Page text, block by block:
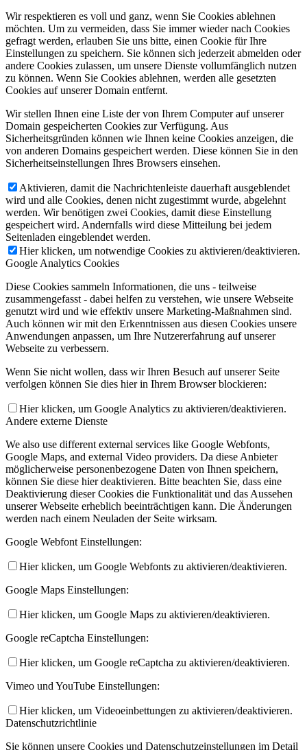
Wir respektieren es voll und ganz, wenn Sie Cookies ablehnen
möchten. Um zu vermeiden, dass Sie immer wieder nach Cookies
gefragt werden, erlauben Sie uns bitte, einen Cookie für Ihre
Einstellungen zu speichern. Sie können sich jederzeit abmelden oder
andere Cookies zulassen, um unsere Dienste vollumfänglich nutzen
zu können. Wenn Sie Cookies ablehnen, werden alle gesetzten
Cookies auf unserer Domain entfernt.
Wir stellen Ihnen eine Liste der von Ihrem Computer auf unserer
Domain gespeicherten Cookies zur Verfügung. Aus
Sicherheitsgründen können wie Ihnen keine Cookies anzeigen, die
von anderen Domains gespeichert werden. Diese können Sie in den
Sicherheitseinstellungen Ihres Browsers einsehen.
Aktivieren, damit die Nachrichtenleiste dauerhaft ausgeblendet
wird und alle Cookies, denen nicht zugestimmt wurde, abgelehnt
werden. Wir benötigen zwei Cookies, damit diese Einstellung
gespeichert wird. Andernfalls wird diese Mitteilung bei jedem
Seitenladen eingeblendet werden.
Hier klicken, um notwendige Cookies zu aktivieren/deaktivieren.
Google Analytics Cookies
Diese Cookies sammeln Informationen, die uns - teilweise
zusammengefasst - dabei helfen zu verstehen, wie unsere Webseite
genutzt wird und wie effektiv unsere Marketing-Maßnahmen sind.
Auch können wir mit den Erkenntnissen aus diesen Cookies unsere
Anwendungen anpassen, um Ihre Nutzererfahrung auf unserer
Webseite zu verbessern.
Wenn Sie nicht wollen, dass wir Ihren Besuch auf unserer Seite
verfolgen können Sie dies hier in Ihrem Browser blockieren:
Hier klicken, um Google Analytics zu aktivieren/deaktivieren.
Andere externe Dienste
We also use different external services like Google Webfonts,
Google Maps, and external Video providers. Da diese Anbieter
möglicherweise personenbezogene Daten von Ihnen speichern,
können Sie diese hier deaktivieren. Bitte beachten Sie, dass eine
Deaktivierung dieser Cookies die Funktionalität und das Aussehen
unserer Webseite erheblich beeinträchtigen kann. Die Änderungen
werden nach einem Neuladen der Seite wirksam.
Google Webfont Einstellungen:
Hier klicken, um Google Webfonts zu aktivieren/deaktivieren.
Google Maps Einstellungen:
Hier klicken, um Google Maps zu aktivieren/deaktivieren.
Google reCaptcha Einstellungen:
Hier klicken, um Google reCaptcha zu aktivieren/deaktivieren.
Vimeo und YouTube Einstellungen:
Hier klicken, um Videoeinbettungen zu aktivieren/deaktivieren.
Datenschutzrichtlinie
Sie können unsere Cookies und Datenschutzeinstellungen im Detail